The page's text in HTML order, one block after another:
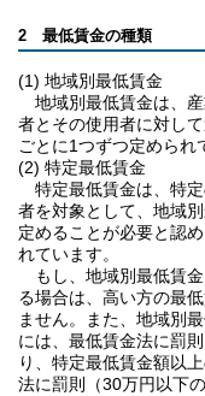
2 最低賃金の種類
(1) 地域別最低賃金
地域別最低賃金は、
者とその使用者に対し
ごとに1つずつ定められ
(2) 特定最低賃金
特定最低賃金は、特
者を対象として、地域
定めることが必要と認
れています。
もし、地域別最低賃
る場合は、高い方の最
ません。また、地域別
には、最低賃金法に罰
り、特定最低賃金額以
法に罰則（30万円以下